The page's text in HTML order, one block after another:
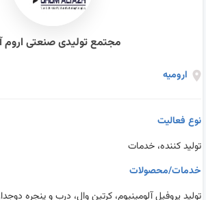
مجتمع تولیدی صنعتی اروم
ارومیه
نوع فعالیت
تولید کننده، خدمات
خدمات/محصولات
تولید پروفیل آلومینیوم، کرتین وال، درب و پنجره